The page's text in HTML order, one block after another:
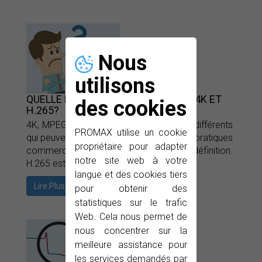
Nous
utilisons
des cookies
PROMAX utilise un cookie
propriétaire pour adapter
notre site web à votre
langue et des cookies tiers
pour obtenir des
statistiques sur le trafic
Web. Cela nous permet de
nous concentrer sur la
meilleure assistance pour
les services demandés par
QUELLE EST LA DIFFÉRENCE ENTRE 4K ET
H.265?
4K, MPEG-4, H.265... sont des concepts différents
qui peuvent causer une confusion et des pratiques
commerciales abusives. 4K est la définition.
H.265 est la compression.
Lire Plus